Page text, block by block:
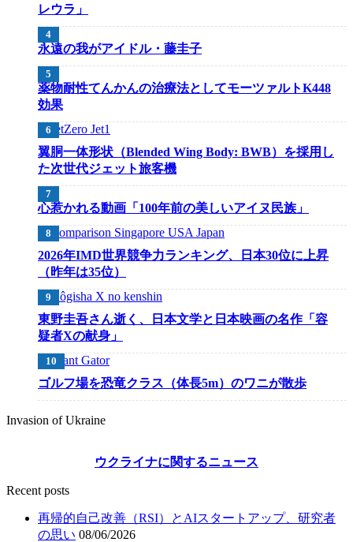
レウラ」
永遠の我がアイドル・藤圭子
薬物耐性てんかんの治療法としてモーツァルトK448
効果
翼胴一体形状（Blended Wing Body: BWB）を採用し
た次世代ジェット旅客機
心惹かれる動画「100年前の美しいアイヌ民族」
2026年IMD世界競争力ランキング、日本30位に上昇
（昨年は35位）
東野圭吾さん逝く、日本文学と日本映画の名作「容
疑者Xの献身」
ゴルフ場を恐竜クラス（体長5m）のワニが散歩
Invasion of Ukraine
ウクライナに関するニュース
Recent posts
再帰的自己改善（RSI）とAIスタートアップ、研究者
の思い 08/06/2026